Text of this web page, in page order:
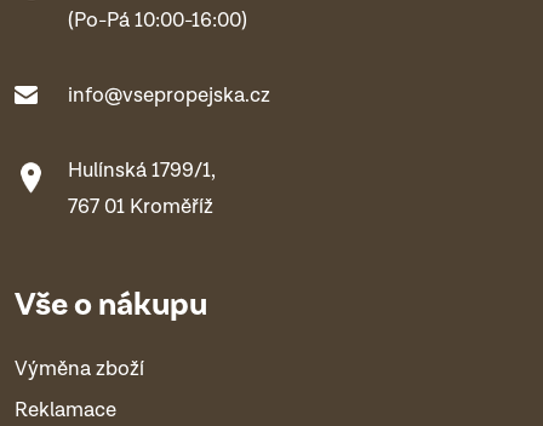
(Po-Pá 10:00-16:00)
info@vsepropejska.cz
Hulínská 1799/1,
767 01 Kroměříž
Vše o nákupu
Výměna zboží
Reklamace